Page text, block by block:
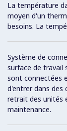
La température
moyen d'un
besoins. La
Système de
surface de travail
sont connectées
d'entrer dans
retrait des unités
maintenance.